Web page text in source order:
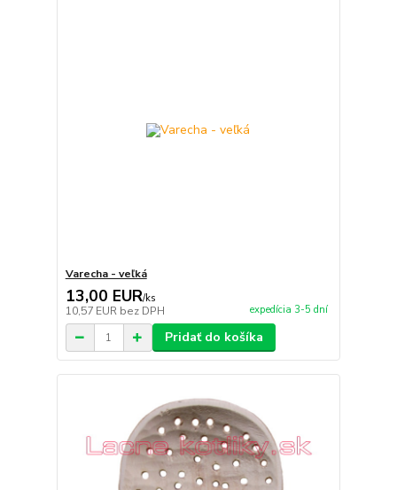
Varecha - veľká
13,00 EUR/ks
10,57 EUR bez DPH expedícia 3-5 dní
Pridať do košíka